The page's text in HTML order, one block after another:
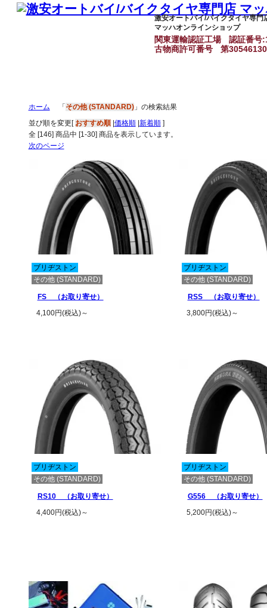
激安オートバイ/バイクタイヤ専門
マッハオンラインショップ
関東運輸認証工場
認証番号
古物商許可番号
第
ホーム 「 その他 (STANDARD)」の検索結果
並び順を変更[ おすすめ順| 価格順| 新着順]
全 [146] 商品中 [1-30] 商品を表示しています。
次のページ
ブリヂストン
その他 (STANDARD)
FS （お取り寄せ）
4,100円(税込)～
ブリヂストン
その他 (STANDARD)
RSS （お取り寄せ）
3,800円(税込)～
ブリヂストン
その他 (STANDARD)
RS10 （お取り寄せ）
4,400円(税込)～
ブリヂストン
その他 (STANDARD)
G556 （お取り寄せ）
5,200円(税込)～